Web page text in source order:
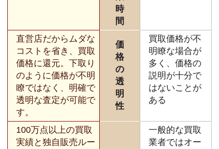
時
間
直営店だからムダな
コストを省き、買取
価格に還元。下取り
のように価格が不明
瞭ではなく、明確で
透明な査定が可能で
す。
価
格
の
透
明
性
買取価格が不
明瞭な場合が
多く、価格の
説明が十分で
はないことが
ある
100万点以上の買取
実績と独自販売ルー
一般的な買取
業者ではオー